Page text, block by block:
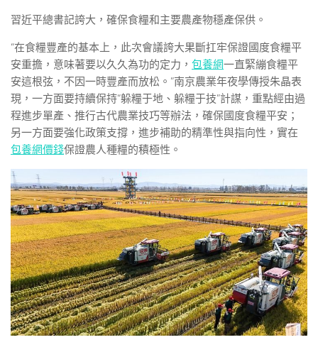
習近平總書記誇大，確保食糧和主要農產物穩產保供。
“在食糧豐產的基本上，此次會議誇大果斷扛牢保證國度食糧平
安重擔，意味著要以久久為功的定力， 包養網一直緊繃食糧平
安這根弦，不因一時豐產而放松。”南京農業年夜學傳授朱晶表
現，一方面要持續保持“躲糧于地、躲糧于技”計謀，重點經由過
程進步單產、推行古代農業技巧等辦法，確保國度食糧平安；
另一方面要強化政策支撐，進步補助的精準性與指向性，實在
包養網價錢保證農人種糧的積極性。